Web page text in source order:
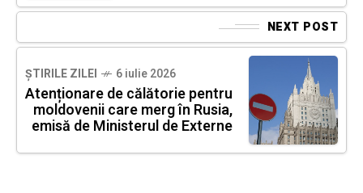
NEXT POST
ȘTIRILE ZILEI 6 iulie 2026
Atenționare de călătorie pentru
moldovenii care merg în Rusia,
emisă de Ministerul de Externe